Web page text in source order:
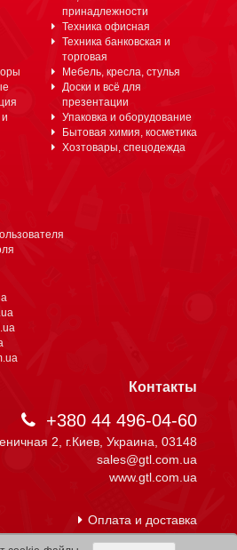
принадлежности
Техника офисная
Техника банковская и
торговая
Мебель, кресла, стулья
Доски и всё для
презентации
Упаковка и оборудование
Бытовая химия, косметика
Хозтовары, спецодежда
Контакты
+380 44 496-04-60
2, г.Киев, Украина, 03148
sales@gtl.com.ua
www.gtl.com.ua
Оплата и доставка